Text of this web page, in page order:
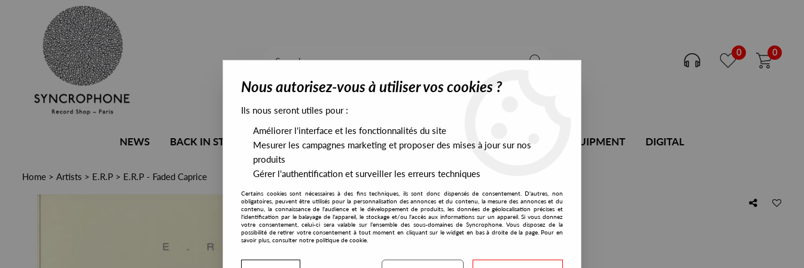
0 0
NEWS BACK IN STOCK ALL STOCK EXCLUSIVES PRESALES EXCLUSIVES DJ EQUIPMENT DIGITAL
Home > Artists > E.R.P > E.R.P - Faded Caprice
Apnea
E.R.P
Faded Caprice
32,00 €incl. taxes
Nous autorisez-vous à utiliser vos cookies ?
Ils nous seront utiles pour :
Améliorer l'interface et les fonctionnalités du site
Mesurer les campagnes marketing et proposer des mises à jour sur nos
produits
Gérer l'authentification et surveiller les erreurs techniques
Certains cookies sont nécessaires à des fins techniques, ils sont donc dispensés de consentement. D'autres, non
obligatoires, peuvent être utilisés pour la personnalisation des annonces et du contenu, la mesure des annonces et du
contenu, la connaissance de l'audience et le développement de produits, les données de géolocalisation précises et
l'identification par le balayage de l'appareil, le stockage et/ou l'accès aux informations sur un appareil. Si vous donnez
votre consentement, celui-ci sera valable sur l’ensemble des sous-domaines de Syncrophone. Vous disposez de la
possibilité de retirer votre consentement à tout moment en cliquant sur le widget en bas à droite de la page. Pour en
savoir plus, consulter notre politique de cookie.